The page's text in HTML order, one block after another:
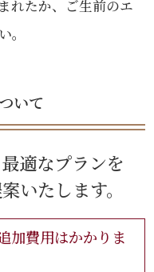
れたか、ご生前のエ
。
いて
適なプランを
いたします。
加費用はかかりま